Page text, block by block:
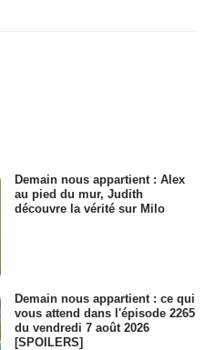
Demain nous appartient : Alex
au pied du mur, Judith
découvre la vérité sur Milo
Demain nous appartient : ce qui
vous attend dans l'épisode 2265
du vendredi 7 août 2026
[SPOILERS]